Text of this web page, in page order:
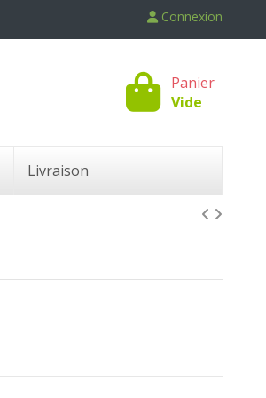
Connexion
Panier
Vide
Livraison